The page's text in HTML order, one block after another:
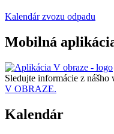
Kalendár zvozu odpadu
Mobilná
Sledujte informácie z nášho
V OBRAZE.
Kalendár